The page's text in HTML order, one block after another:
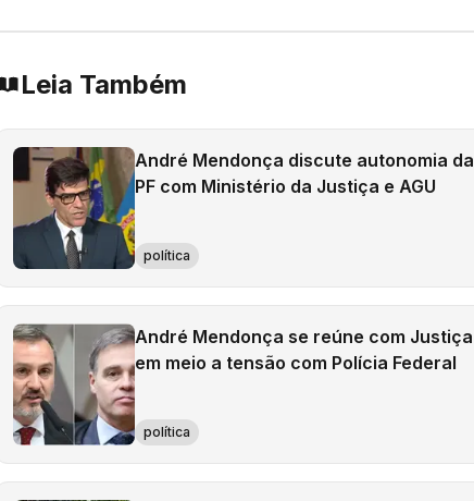
Leia Também
André Mendonça discute autonomia da
PF com Ministério da Justiça e AGU
política
André Mendonça se reúne com Justiça
em meio a tensão com Polícia Federal
política